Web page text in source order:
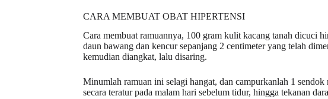
CARA MEMBUAT OBAT HIPERTENSI
Cara membuat ramuannya, 100 gram kulit kacang tanah dicuci
daun bawang dan kencur sepanjang 2 centimeter yang telah
kemudian diangkat, lalu disaring.
Minumlah ramuan ini selagi hangat, dan campurkanlah 1
secara teratur pada malam hari sebelum tidur, hingga tekanan